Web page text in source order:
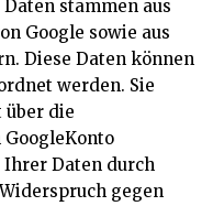
stammen aus
Google sowie aus
Diese Daten können
werden. Sie
über die
Daten durch
gegen